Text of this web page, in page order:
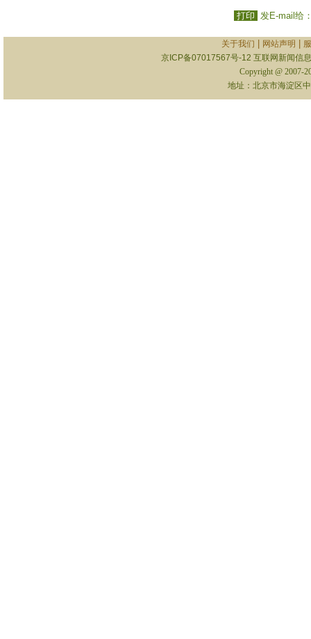
打印 发E-mail给
关于我们 网站声明
京ICP备07017567号-12 互联网新闻信
Copyright @ 2007-
地址：北京市海淀区